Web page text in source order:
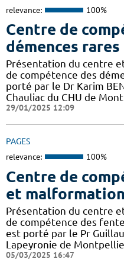
relevance: 100%
Centre de
démences
Présentation du centre
de compétence des
porté par le Dr Karim
Chauliac du CHU de
29/01/2025 12:09
PAGES
relevance: 100%
Centre de
et
Présentation du centre
de compétence des
est porté par le Pr
Lapeyronie de
05/03/2025 16:47